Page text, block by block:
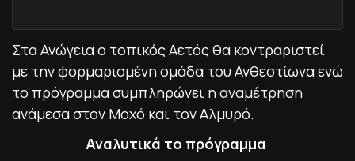
Στα Ανώγεια ο τοπικός Αετός θα κοντραριστεί
με την φορμαρισμένη ομάδα του Ανθεστίωνα ενώ
το πρόγραμμα συμπληρώνει η αναμέτρηση
ανάμεσα στον Μοχό και τον Αλμυρό.
Αναλυτικά το πρόγραμμα